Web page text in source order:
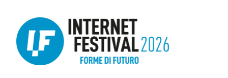
contenuto